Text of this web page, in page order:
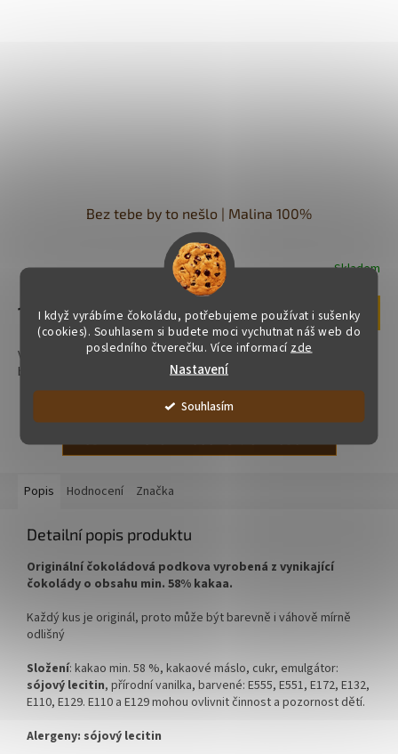
I když vyrábíme čokoládu, potřebujeme používat i sušenky
(cookies). Souhlasem si budete moci vychutnat náš web do
posledního čtverečku. Více informací zde
Nastavení
Souhlasím
Bez tebe by to nešlo | Malina 100%
Průměrné
produktu
z
5
hvězdiček.
Skladem
159 Kč Do košíku
Výrazná chuť zralých malin. Intenzivní chuť a barva malin Maliny
bez přidaného cukru 100% přírodní kousky malin
Popis Hodnocení Značka
Detailní popis produktu
Originální čokoládová podkova vyrobená z vynikající
čokolády o obsahu min. 58% kakaa.
Každý kus je originál, proto může být barevně i váhově mírně
odlišný
Složení: kakao min. 58 %, kakaové máslo, cukr, emulgátor:
sójový lecitin, přírodní vanilka, barvené: E555, E551, E172, E132,
E110, E129. E110 a E129 mohou ovlivnit činnost a pozornost dětí.
Alergeny: sójový lecitin